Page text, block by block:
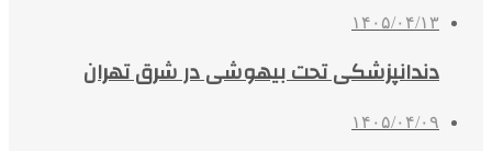
۱۴۰۵/۰۴/۱۳
دندانپزشکی تحت بیهوشی در شرق تهران
۱۴۰۵/۰۴/۰۹